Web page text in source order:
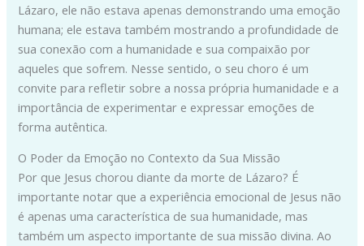
Lázaro, ele não estava apenas demonstrando uma emoção
humana; ele estava também mostrando a profundidade de
sua conexão com a humanidade e sua compaixão por
aqueles que sofrem. Nesse sentido, o seu choro é um
convite para refletir sobre a nossa própria humanidade e a
importância de experimentar e expressar emoções de
forma autêntica.
O Poder da Emoção no Contexto da Sua Missão
Por que Jesus chorou diante da morte de Lázaro? É
importante notar que a experiência emocional de Jesus não
é apenas uma característica de sua humanidade, mas
também um aspecto importante de sua missão divina. Ao